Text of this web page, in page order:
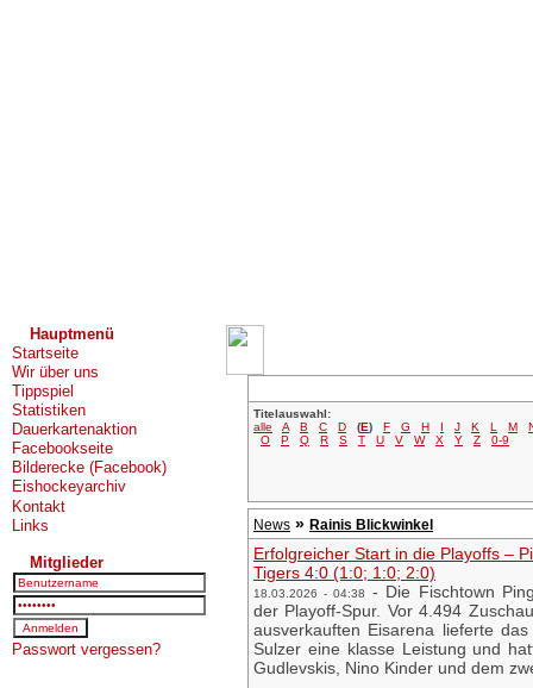
Hauptmenü
Startseite
Wir über uns
Tippspiel
Statistiken
Dauerkartenaktion
Facebookseite
Bilderecke (Facebook)
Eishockeyarchiv
Kontakt
Links
Mitglieder
Passwort vergessen?
Titelauswahl:
alle
A B C D (E) F G H I J K L M
O
P Q R S T U V W X Y Z 0-9
News » Rainis Blickwinkel
Erfolgreicher Start in die Playoffs –
Tigers 4:0 (1:0; 1:0; 2:0)
18.03.2026 - 04:38 - Die Fischtown
der Playoff-Spur. Vor 4.494
ausverkauften Eisarena lieferte
Sulzer eine klasse Leistung und
Gudlevskis, Nino Kinder und dem